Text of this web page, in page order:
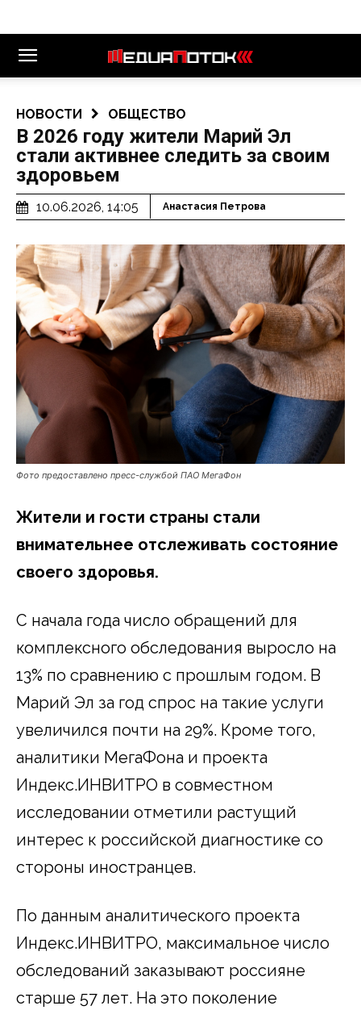
НОВОСТИ ОБЩЕСТВО
В 2026 году жители Марий Эл
стали активнее следить за своим
здоровьем
10.06.2026, 14:05 Анастасия Петрова
Фото предоставлено пресс-службой ПАО МегаФон
Жители и гости страны стали
внимательнее отслеживать состояние
своего здоровья.
С начала года число обращений для
комплексного обследования выросло на
13% по сравнению с прошлым годом. В
Марий Эл за год спрос на такие услуги
увеличился почти на 29%. Кроме того,
аналитики МегаФона и проекта
Индекс.ИНВИТРО в совместном
исследовании отметили растущий
интерес к российской диагностике со
стороны иностранцев.
По данным аналитического проекта
Индекс.ИНВИТРО, максимальное число
обследований заказывают россияне
старше 57 лет. На это поколение